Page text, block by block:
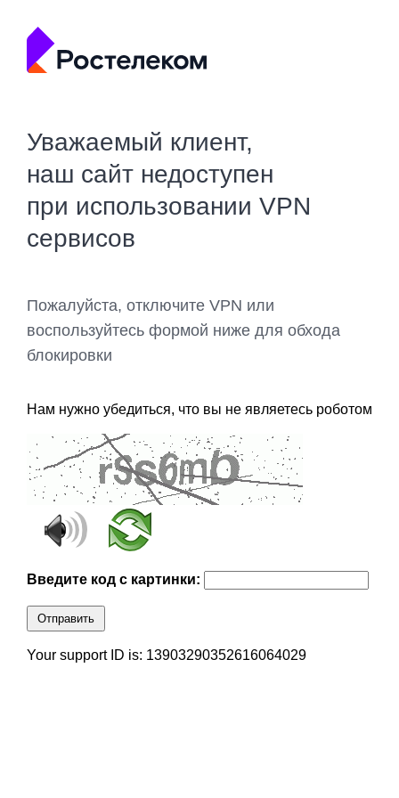
Уважаемый клиент,
наш сайт недоступен
при использовании VPN
сервисов
Пожалуйста, отключите VPN или
воспользуйтесь формой ниже для обхода
блокировки
Нам нужно убедиться, что вы не являетесь роботом
Введите код с картинки:
Отправить
Your support ID is: 13903290352616064029